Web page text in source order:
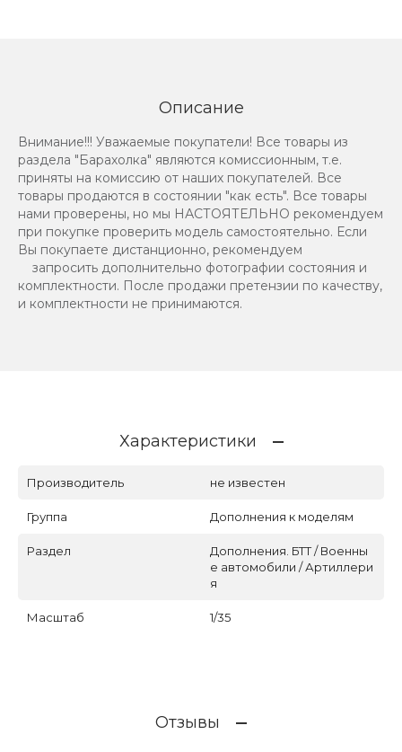
Описание
Внимание!!! Уважаемые покупатели! Все товары из
раздела "Барахолка" являются комиссионным, т.е.
приняты на комиссию от наших покупателей. Все
товары продаются в состоянии "как есть". Все товары
нами проверены, но мы НАСТОЯТЕЛЬНО рекомендуем
при покупке проверить модель самостоятельно. Если
Вы покупаете дистанционно, рекомендуем
запросить дополнительно фотографии состояния и
комплектности. После продажи претензии по качеству,
и комплектности не принимаются.
Характеристики
Производитель не известен
Группа Дополнения к моделям
Раздел
Дополнения. БТТ / Военны
е автомобили / Артиллери
я
Масштаб 1/35
Отзывы